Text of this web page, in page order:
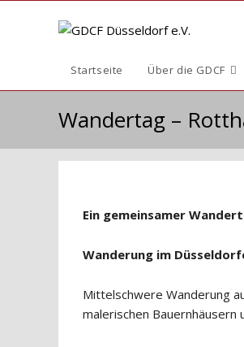
Startseite Über die GDCF
Wandertag –
Ein gemeinsamer
Wanderung im
Mittelschwere Wanderung
malerischen Bauernhäusern